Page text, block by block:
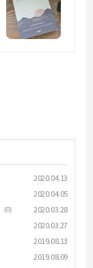
2020.04.13
2020.04.05
(0)
2020.03.28
2020.03.27
2019.08.13
2019.08.09